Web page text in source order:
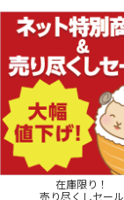
在庫限り！
売り尽くしセール